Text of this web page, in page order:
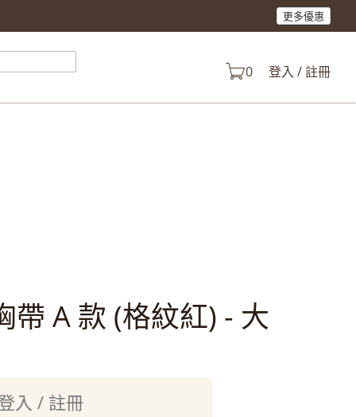
更多優惠
品。
0 登入 / 註冊
帶 A 款 (格紋紅) - 大
入 / 註冊